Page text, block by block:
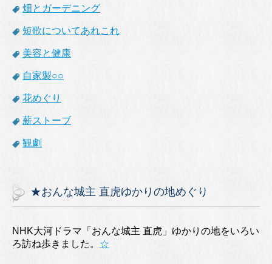
畑とガーデニング
短歌についてあれこれ
美容と健康
自家製○○
花めぐり
薪ストーブ
観劇
★おんな城主 直虎ゆかりの地めぐり
NHK大河ドラマ「おんな城主 直虎」ゆかりの地をいろい
ろ訪ね歩きました。 ☆